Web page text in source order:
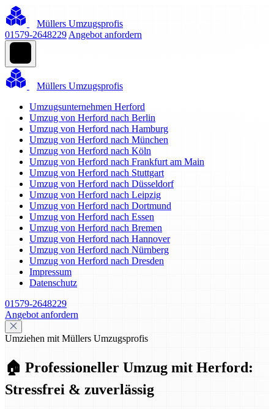
Müllers Umzugsprofis
01579-2648229 Angebot anfordern
Müllers Umzugsprofis
Umzugsunternehmen Herford
Umzug von Herford nach Berlin
Umzug von Herford nach Hamburg
Umzug von Herford nach München
Umzug von Herford nach Köln
Umzug von Herford nach Frankfurt am Main
Umzug von Herford nach Stuttgart
Umzug von Herford nach Düsseldorf
Umzug von Herford nach Leipzig
Umzug von Herford nach Dortmund
Umzug von Herford nach Essen
Umzug von Herford nach Bremen
Umzug von Herford nach Hannover
Umzug von Herford nach Nürnberg
Umzug von Herford nach Dresden
Impressum
Datenschutz
01579-2648229
Angebot anfordern
Umziehen mit Müllers Umzugsprofis
🏠 Professioneller Umzug mit Herford:
Stressfrei & zuverlässig